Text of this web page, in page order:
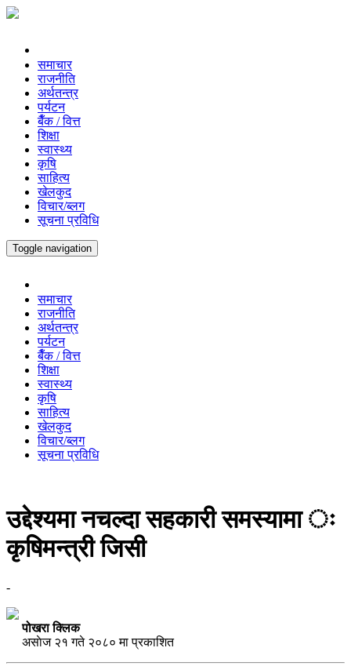
समाचार
राजनीति
अर्थतन्त्र
पर्यटन
बैँक / वित्त
शिक्षा
स्वास्थ्य
कृषि
साहित्य
खेलकुद
विचार/ब्लग
सूचना प्रविधि
Toggle navigation
समाचार
राजनीति
अर्थतन्त्र
पर्यटन
बैँक / वित्त
शिक्षा
स्वास्थ्य
कृषि
साहित्य
खेलकुद
विचार/ब्लग
सूचना प्रविधि
उद्देश्यमा नचल्दा सहकारी समस्यामा ः
कृषिमन्त्री जिसी
-
पोखरा क्लिक
असाेज २१ गते २०८० मा प्रकाशित